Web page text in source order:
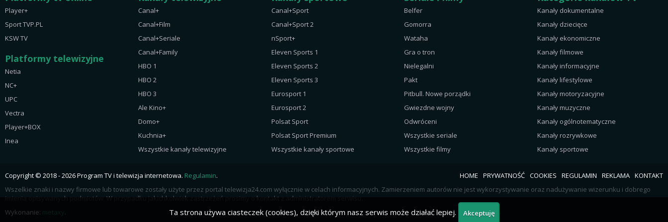
Player+
Sport TVP.PL
KSW TV
Platformy telewizyjne
Netia
NC+
UPC
Vectra
Player+BOX
Inea
Canal+
Canal+Film
Canal+Seriale
Canal+Family
HBO 1
HBO 2
HBO 3
Ale Kino+
Domo+
Kuchnia+
Wszystkie kanały telewizyjne
Canal+Sport
Canal+Sport 2
nSport+
Eleven Sports 1
Eleven Sports 2
Eleven Sports 3
Eurosport 1
Eurosport 2
Polsat Sport
Polsat Sport Premium
Wszystkie kanały sportowe
Belfer
Gomorra
Wataha
Gra o tron
Nielegalni
Pakt
Pitbull. Nowe porządki
Gwiezdne wojny
Odwróceni
Wszystkie seriale
Wszystkie filmy
Kanały dokumentalne
Kanały dziecięce
Kanały ekonomiczne
Kanały filmowe
Kanały informacyjne
Kanały lifestylowe
Kanały motoryzacyjne
Kanały muzyczne
Kanały ogólnotematyczne
Kanały rozrywkowe
Kanały sportowe
Copyright © 2018 - 2026 Program TV i telewizja internetowa. Regulamin. HOME PRYWATNOŚĆ COOKIES REGULAMIN REKLAMA KONTAKT
Wszelkie znaki i nazwy firmowe lub towarowe zostały użyte przez portal telewizja24.com wyłącznie w celach informacyjnych. Zamierzeniem autorów nie jest wykorzystywanie oraz nadużywanie wizerunku i dobrego
imienia opisywanych podmiotów. W przypadku jakichkolwiek zastrzeżeń prosimy o kontakt z administratorem serwisu.
Wykonanie: metaxy. Ta strona używa ciasteczek (cookies), dzięki którym nasz serwis może działać lepiej. Akceptuję